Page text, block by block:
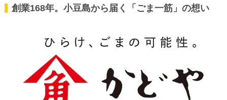
創業168年。小豆島から届く「ごま一筋」の想い